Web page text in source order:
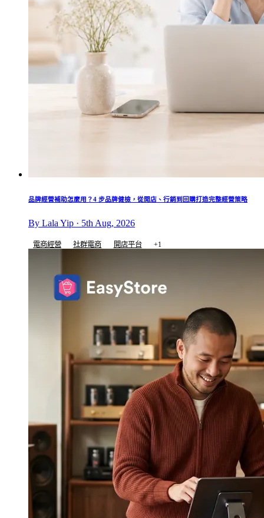
品牌經營補助怎麼用？4 步品牌健檢，從開店、行銷到回購打造完整經營策略
By Lala Yip · 5th Aug, 2026
電商經營 社群電商 開店平台 +1